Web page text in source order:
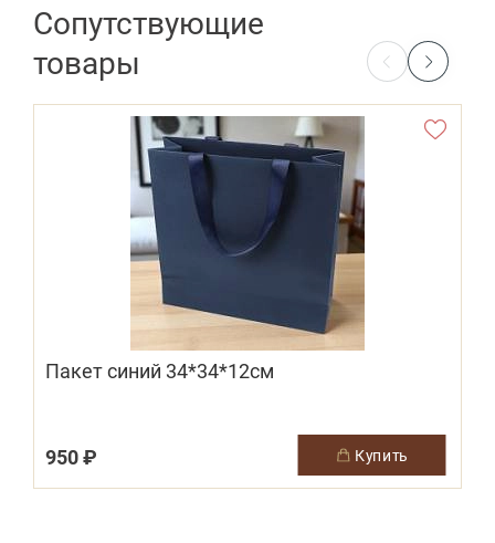
Сопутствующие
товары
Пакет синий 34*34*12см
950 ₽ купить